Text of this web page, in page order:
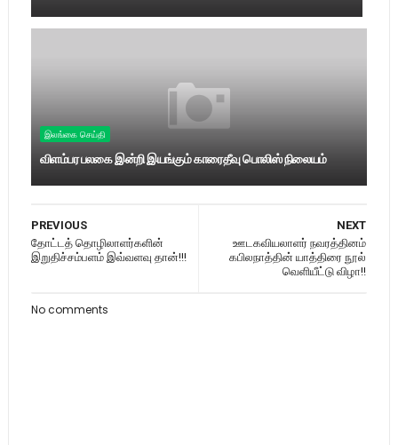
இலங்கை செய்தி
விளம்பர பலகை இன்றி இயங்கும் காரைதீவு பொலிஸ் நிலையம்
NEXT
ஊடகவியலாளர் நவரத்தினம்
கபிலநாத்தின் யாத்திரை நூல்
வெளியீட்டு விழா!!
PREVIOUS
தோட்டத் தொழிலாளர்களின்
இறுதிச்சம்பளம் இவ்வளவு தான்!!!
No comments